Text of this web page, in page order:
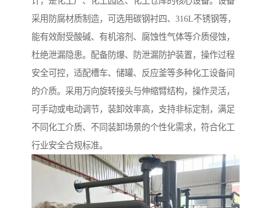
采用防腐材质制造，可选用碳钢衬四、316L不锈钢等，
能有效耐受酸碱、有机溶剂、腐蚀性气体等介质侵蚀，
杜绝泄漏隐患。配备防爆、防泄漏防护装置，操作过程
安全可控，适配槽车、储罐、反应釜等多种化工设备间
的介质。采用万向旋转接头与伸缩臂结构，操作灵活，
可手动或电动调节，装卸效率高，支持非标定制，满足
不同化工介质、不同装卸场景的个性化需求，符合化工
行业安全合规标准。